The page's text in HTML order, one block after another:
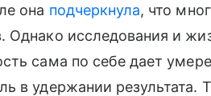
она подчеркнула, что
Однако исследования и
сама по себе дает
в удержании результата.